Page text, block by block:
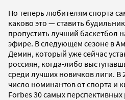
Но теперь любителям спорта
каково это — ставить
пропустить лучший баскетбол
эфире. В следующем сезоне в
Демин, который уже сейчас
россиян, когда-либо
среди лучших новичков лиги. В
число номинантов от спорта и
Forbes 30 самых перспективных